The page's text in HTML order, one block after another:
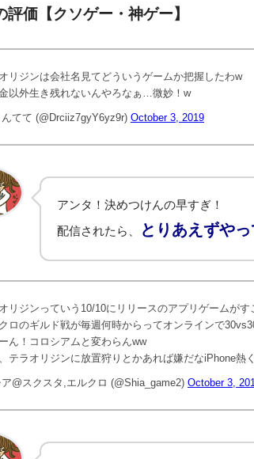
評価【クソゲー・神ゲー】
リジンは会社名見てどういうゲームか把握したわw
以外生き残れないんやろなぁ…微妙！w
てて (@Drciiz7gyY6yz9r) October 3, 2019
アンタ！決めつけんの早すぎ！
配信されたら、
とりあえずや
リジンっていう10/10にリリースのアプリゲームが
ロのギルド戦が毎週何時からってオンラインで
ん！コロシアムと変わらんww
テラオリジンに放置狩りとかあれば嫌だなiPhone熱
@スクスタ,エルクロ (@Shia_game2) October 3,